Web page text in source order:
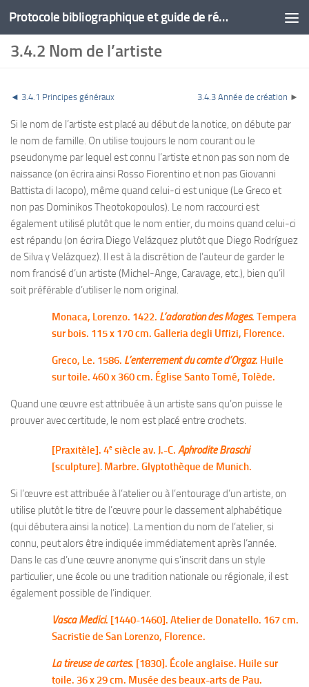
Protocole bibliographique et guide de rédaction
3.4.2 Nom de l’artiste
◄ 3.4.1 Principes généraux 3.4.3 Année de création ►
Si le nom de l’artiste est placé au début de la notice, on débute par
le nom de famille. On utilise toujours le nom courant ou le
pseudonyme par lequel est connu l’artiste et non pas son nom de
naissance (on écrira ainsi Rosso Fiorentino et non pas Giovanni
Battista di Iacopo), même quand celui-ci est unique (Le Greco et
non pas Dominikos Theotokopoulos). Le nom raccourci est
également utilisé plutôt que le nom entier, du moins quand celui-ci
est répandu (on écrira Diego Velázquez plutôt que Diego Rodríguez
de Silva y Velázquez). Il est à la discrétion de l’auteur de garder le
nom francisé d’un artiste (Michel-Ange, Caravage, etc.), bien qu’il
soit préférable d’utiliser le nom original.
Monaca, Lorenzo. 1422. L’adoration des Mages. Tempera
sur bois. 115 x 170 cm. Galleria degli Uffizi, Florence.
Greco, Le. 1586. L’enterrement du comte d’Orgaz. Huile
sur toile. 460 x 360 cm. Église Santo Tomé, Tolède.
Quand une œuvre est attribuée à un artiste sans qu’on puisse le
prouver avec certitude, le nom est placé entre crochets.
[Praxitèle]. 4e siècle av. J.-C. Aphrodite Braschi
[sculpture]. Marbre. Glyptothèque de Munich.
Si l’œuvre est attribuée à l’atelier ou à l’entourage d’un artiste, on
utilise plutôt le titre de l’œuvre pour le classement alphabétique
(qui débutera ainsi la notice). La mention du nom de l’atelier, si
connu, peut alors être indiquée immédiatement après l’année.
Dans le cas d’une œuvre anonyme qui s’inscrit dans un style
particulier, une école ou une tradition nationale ou régionale, il est
également possible de l’indiquer.
Vasca Medici. [1440-1460]. Atelier de Donatello. 167 cm.
Sacristie de San Lorenzo, Florence.
La tireuse de cartes. [1830]. École anglaise. Huile sur
toile. 36 x 29 cm. Musée des beaux-arts de Pau.